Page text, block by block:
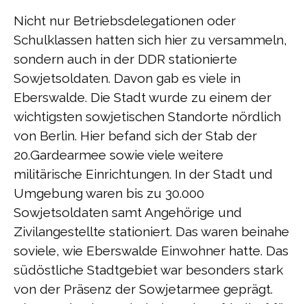
Nicht nur Betriebsdelegationen oder
Schulklassen hatten sich hier zu versammeln,
sondern auch in der DDR stationierte
Sowjetsoldaten. Davon gab es viele in
Eberswalde. Die Stadt wurde zu einem der
wichtigsten sowjetischen Standorte nördlich
von Berlin. Hier befand sich der Stab der
20.Gardearmee sowie viele weitere
militärische Einrichtungen. In der Stadt und
Umgebung waren bis zu 30.000
Sowjetsoldaten samt Angehörige und
Zivilangestellte stationiert. Das waren beinahe
soviele, wie Eberswalde Einwohner hatte. Das
südöstliche Stadtgebiet war besonders stark
von der Präsenz der Sowjetarmee geprägt.